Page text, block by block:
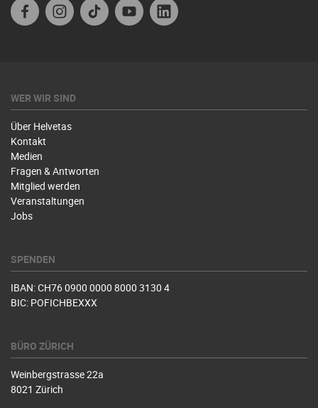
FacebookInstagramTikTok Youtube
WER WIR SIND
Über Helvetas
Kontakt
Medien
Fragen & Antworten
Mitglied werden
Veranstaltungen
Jobs
SPENDEN
IBAN: CH76 0900 0000 8000 3130 4
BIC: POFICHBEXXX
BÜRO ZÜRICH
Weinbergstrasse 22a
8021 Zürich